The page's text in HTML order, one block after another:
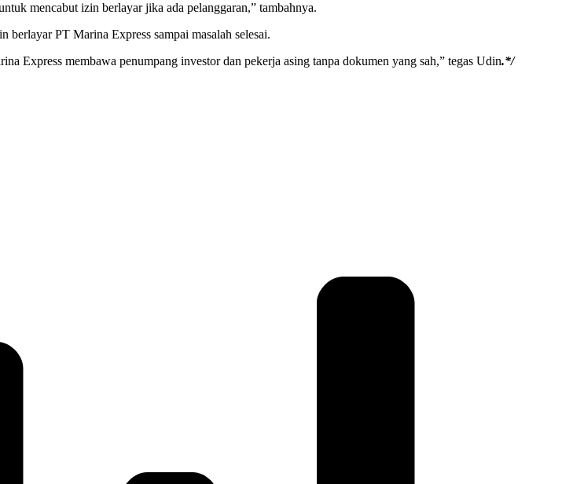
mencabut izin berlayar jika ada pelanggaran,” tambahnya.
PT Marina Express sampai masalah selesai.
Express membawa penumpang investor dan pekerja asing tanpa dokumen yang sah,” tegas Udin.*/